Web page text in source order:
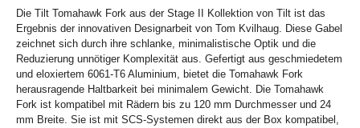
Die Tilt Tomahawk Fork aus der Stage II Kollektion von Tilt ist das
Ergebnis der innovativen Designarbeit von Tom Kvilhaug. Diese Gabel
zeichnet sich durch ihre schlanke, minimalistische Optik und die
Reduzierung unnötiger Komplexität aus. Gefertigt aus geschmiedetem
und eloxiertem 6061-T6 Aluminium, bietet die Tomahawk Fork
herausragende Haltbarkeit bei minimalem Gewicht. Die Tomahawk
Fork ist kompatibel mit Rädern bis zu 120 mm Durchmesser und 24
mm Breite. Sie ist mit SCS-Systemen direkt aus der Box kompatibel,